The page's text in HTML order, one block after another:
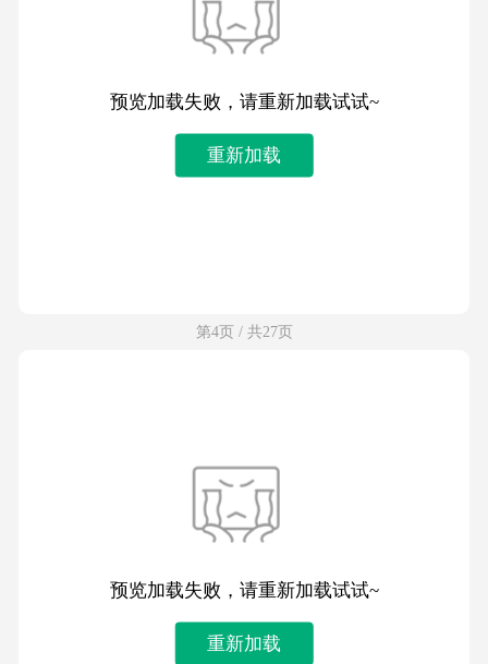
预览加载失败，请重新加载试试~
重新加载
第4页 / 共27页
预览加载失败，请重新加载试试~
重新加载